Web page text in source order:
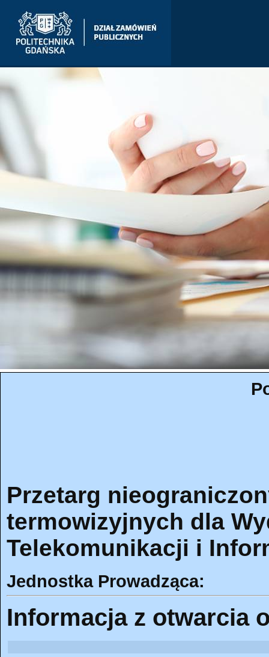
Przetarg
termowizyjnych dla
Telekomunikacji i
Jednostka Prowadząca:
Informacja z otwarcia